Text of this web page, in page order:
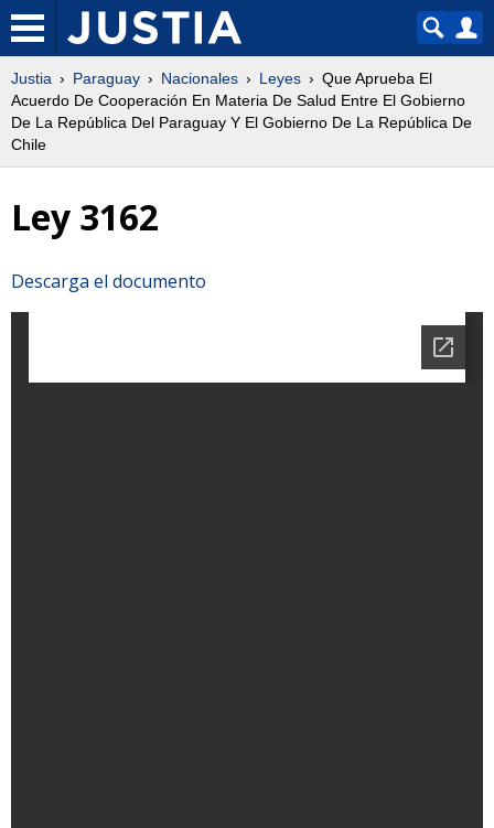
Justia Paraguay Nacionales Leyes
Que Aprueba El
Acuerdo De Cooperación En Materia De Salud Entre El Gobierno
De La República Del Paraguay Y El Gobierno De La República De
Chile
Ley 3162
Descarga el documento